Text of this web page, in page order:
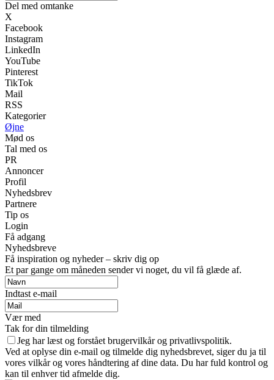
Del med omtanke
X
Facebook
Instagram
LinkedIn
YouTube
Pinterest
TikTok
Mail
RSS
Kategorier
Øjne
Mød os
Tal med os
PR
Annoncer
Profil
Nyhedsbrev
Partnere
Tip os
Login
Få adgang
Nyhedsbreve
Få inspiration og nyheder – skriv dig op
Et par gange om måneden sender vi noget, du vil få glæde af.
Indtast e-mail
Vær med
Tak for din tilmelding
Jeg har læst og forstået brugervilkår og privatlivspolitik.
Ved at oplyse din e-mail og tilmelde dig nyhedsbrevet, siger du ja til
vores vilkår og vores håndtering af dine data. Du har fuld kontrol og
kan til enhver tid afmelde dig.